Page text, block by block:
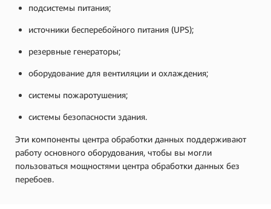
подсистемы питания;
источники бесперебойного питания (UPS);
резервные генераторы;
оборудование для вентиляции и охлаждения;
системы пожаротушения;
системы безопасности здания.
Эти компоненты центра обработки данных поддерживают
работу основного оборудования, чтобы вы могли
пользоваться мощностями центра обработки данных без
перебоев.